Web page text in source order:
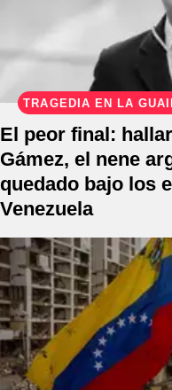
TRAGEDIA EN LA
El peor final:
Gámez, el nene
quedado bajo los
Venezuela